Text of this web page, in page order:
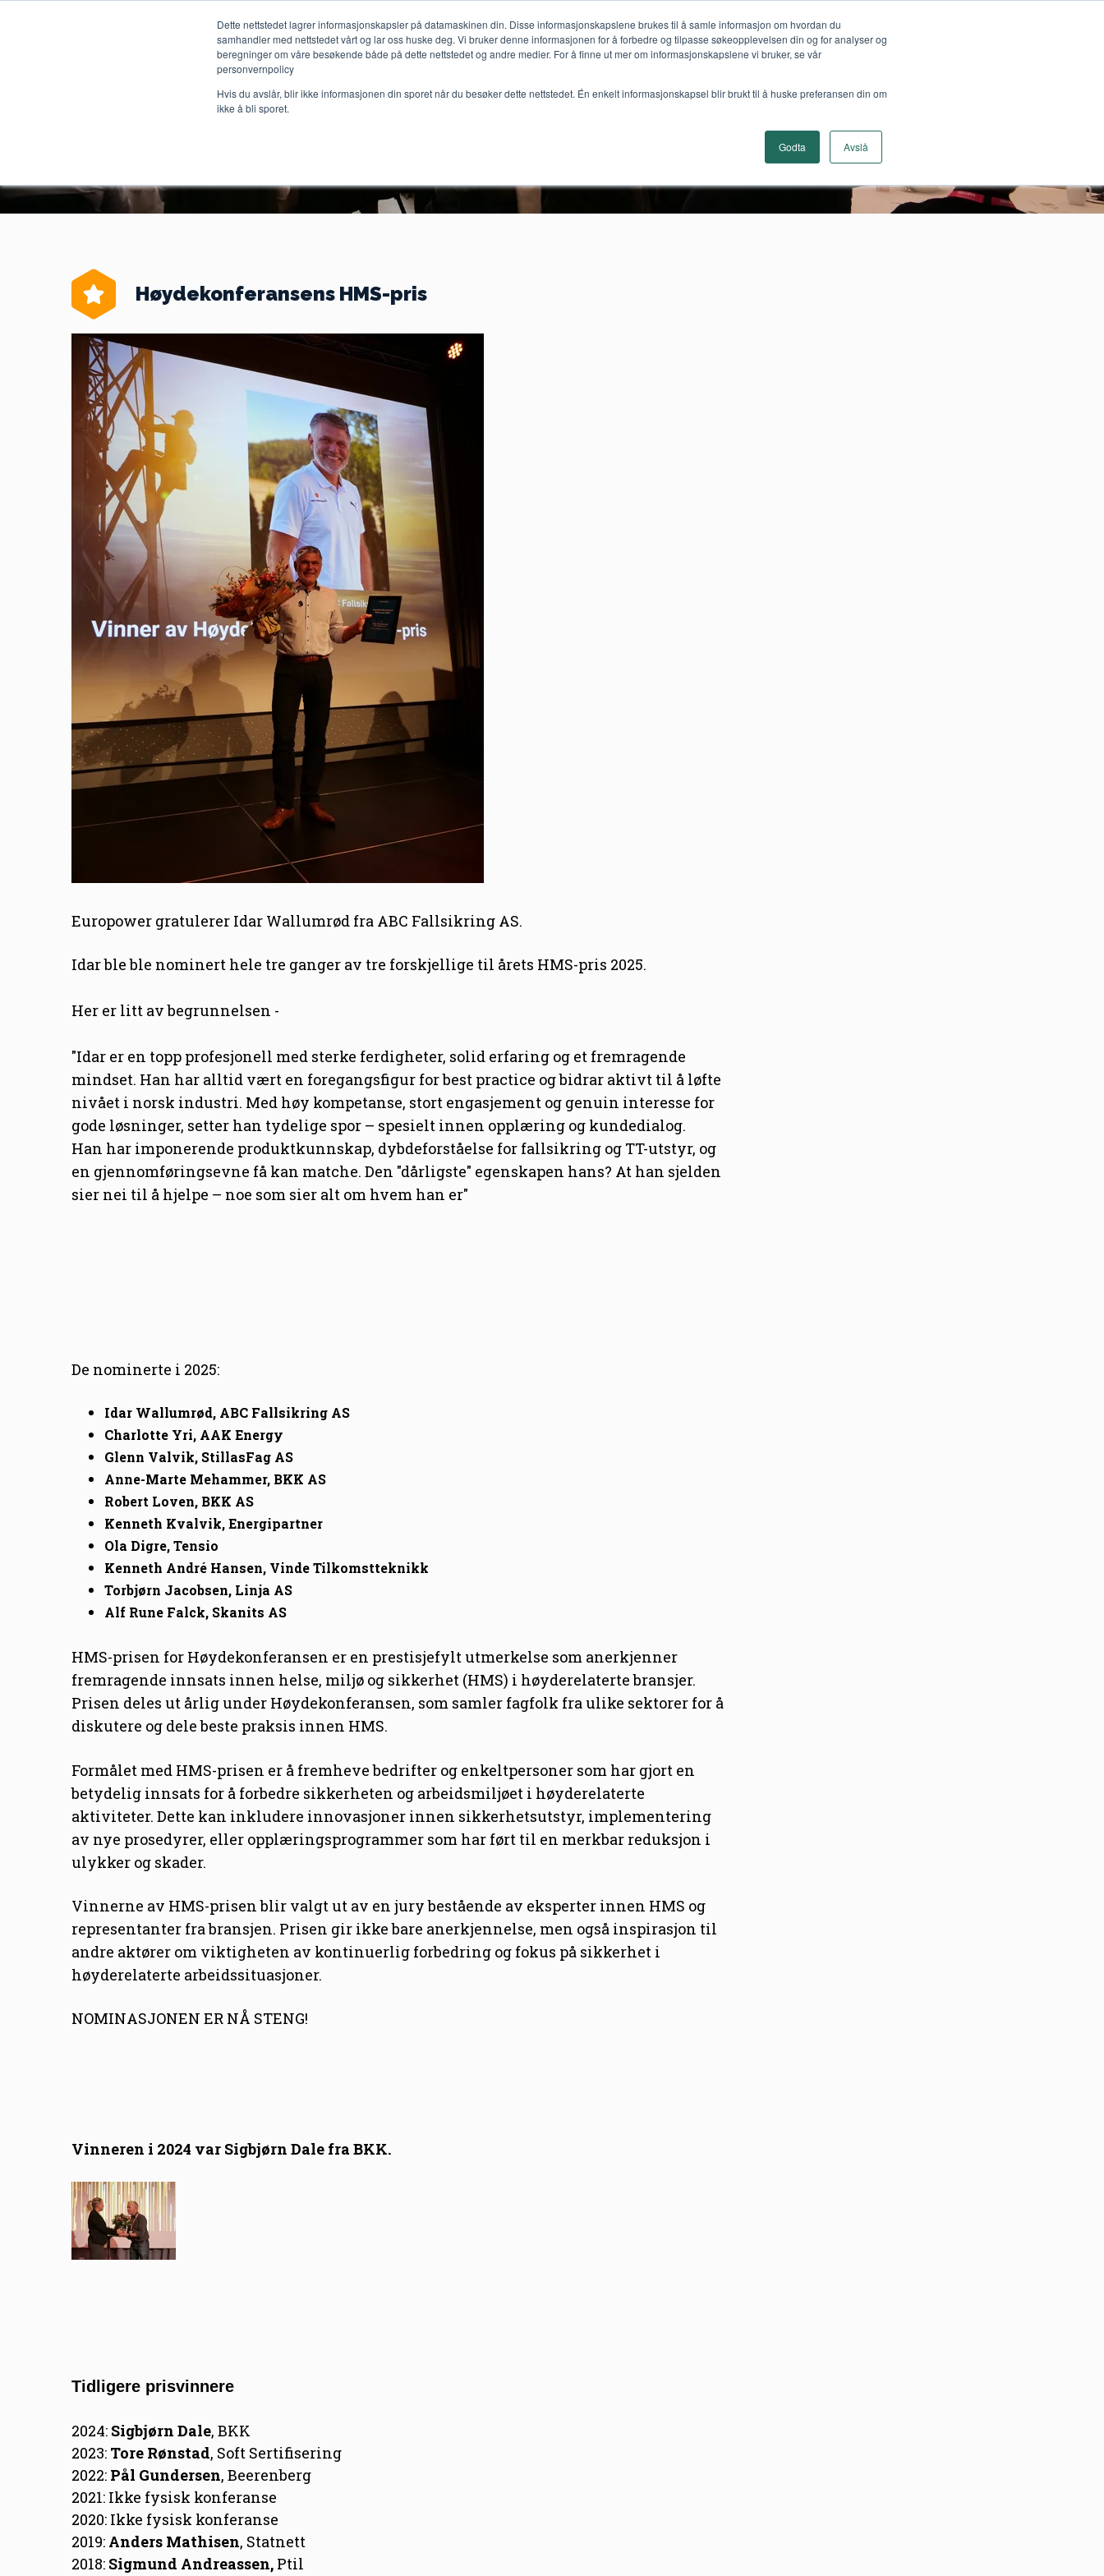
Dette nettstedet lagrer informasjonskapsler på datamaskinen din. Disse informasjonskapslene brukes til å samle informasjon om hvordan du
samhandler med nettstedet vårt og lar oss huske deg. Vi bruker denne informasjonen for å forbedre og tilpasse søkeopplevelsen din og for analyser og
beregninger om våre besøkende både på dette nettstedet og andre medier. For å finne ut mer om informasjonskapslene vi bruker, se vår
personvernpolicy
Hvis du avslår, blir ikke informasjonen din sporet når du besøker dette nettstedet. Én enkelt informasjonskapsel blir brukt til å huske preferansen din om
ikke å bli sporet.
Godta Avslå
Merkraftraskere.no Høydekonferansen
Høydekonferansens HMS-pris
Europower gratulerer Idar Wallumrød fra ABC Fallsikring AS.
Idar ble ble nominert hele tre ganger av tre forskjellige til årets HMS-pris 2025.
Her er litt av begrunnelsen -
"Idar er en topp profesjonell med sterke ferdigheter, solid erfaring og et fremragende
mindset. Han har alltid vært en foregangsfigur for best practice og bidrar aktivt til å løfte
nivået i norsk industri. Med høy kompetanse, stort engasjement og genuin interesse for
gode løsninger, setter han tydelige spor – spesielt innen opplæring og kundedialog.
Han har imponerende produktkunnskap, dybdeforståelse for fallsikring og TT-utstyr, og
en gjennomføringsevne få kan matche. Den "dårligste" egenskapen hans? At han sjelden
sier nei til å hjelpe – noe som sier alt om hvem han er"
De nominerte i 2025:
Idar Wallumrød, ABC Fallsikring AS
Charlotte Yri, AAK Energy
Glenn Valvik, StillasFag AS
Anne-Marte Mehammer, BKK AS
Robert Loven, BKK AS
Kenneth Kvalvik, Energipartner
Ola Digre, Tensio
Kenneth André Hansen, Vinde Tilkomstteknikk
Torbjørn Jacobsen, Linja AS
Alf Rune Falck, Skanits AS
HMS-prisen for Høydekonferansen er en prestisjefylt utmerkelse som anerkjenner
fremragende innsats innen helse, miljø og sikkerhet (HMS) i høyderelaterte bransjer.
Prisen deles ut årlig under Høydekonferansen, som samler fagfolk fra ulike sektorer for å
diskutere og dele beste praksis innen HMS.
Formålet med HMS-prisen er å fremheve bedrifter og enkeltpersoner som har gjort en
betydelig innsats for å forbedre sikkerheten og arbeidsmiljøet i høyderelaterte
aktiviteter. Dette kan inkludere innovasjoner innen sikkerhetsutstyr, implementering
av nye prosedyrer, eller opplæringsprogrammer som har ført til en merkbar reduksjon i
ulykker og skader.
Vinnerne av HMS-prisen blir valgt ut av en jury bestående av eksperter innen HMS og
representanter fra bransjen. Prisen gir ikke bare anerkjennelse, men også inspirasjon til
andre aktører om viktigheten av kontinuerlig forbedring og fokus på sikkerhet i
høyderelaterte arbeidssituasjoner.
NOMINASJONEN ER NÅ STENG!
Vinneren i 2024 var Sigbjørn Dale fra BKK.
Tidligere prisvinnere
2024: Sigbjørn Dale, BKK
2023: Tore Rønstad, Soft Sertifisering
2022: Pål Gundersen, Beerenberg
2021: Ikke fysisk konferanse
2020: Ikke fysisk konferanse
2019: Anders Mathisen, Statnett
2018: Sigmund Andreassen, Ptil